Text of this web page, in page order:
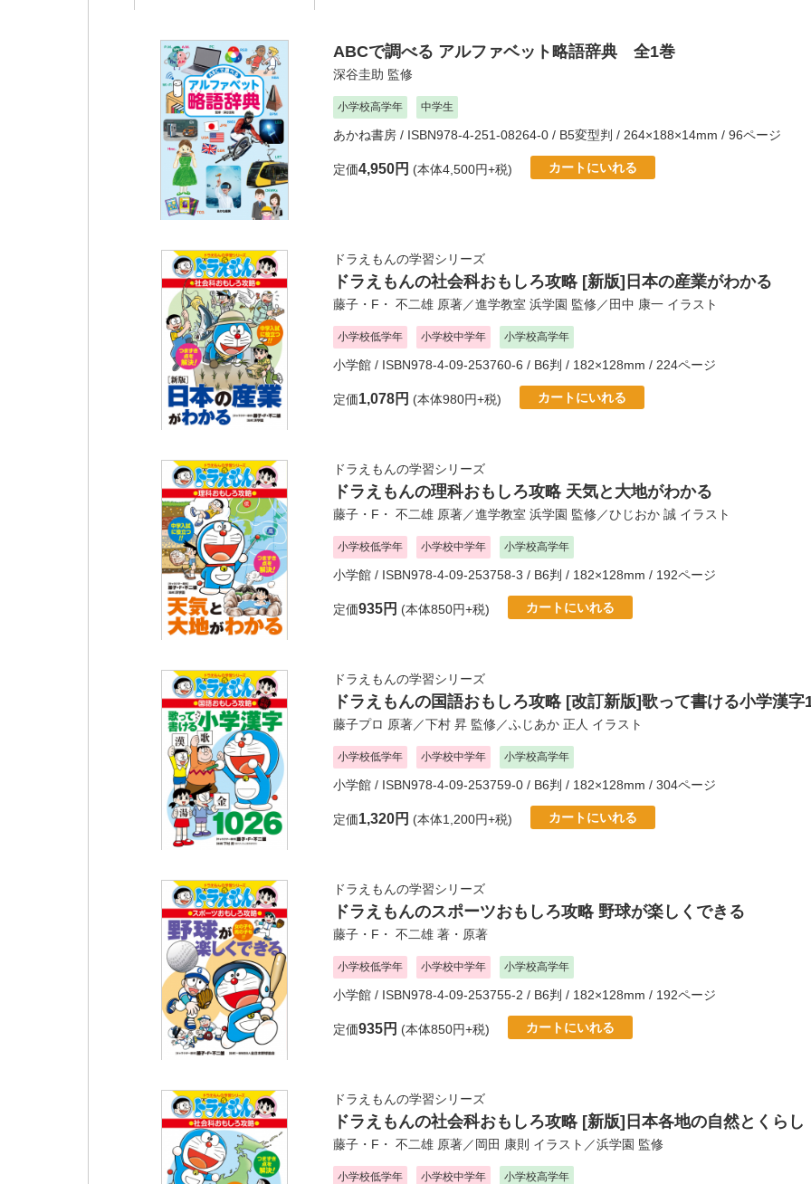
ABCで調べる アルファベット略語辞典 全1巻
深谷圭助 監修
小学校高学年 中学生
あかね書房 / ISBN978-4-251-08264-0 / B5変型判 / 264×188×14mm / 96ページ
定価4,950円 (本体4,500円+税) カートにいれる
ドラえもんの学習シリーズ
ドラえもんの社会科おもしろ攻略 [新版]日本の産業がわかる
藤子・F・ 不二雄 原著／進学教室 浜学園 監修／ 田中 康一 イラスト
小学校低学年 小学校中学年 小学校高学年
小学館 / ISBN978-4-09-253760-6 / B6判 / 182×128mm / 224ページ
定価1,078円 (本体980円+税) カートにいれる
ドラえもんの学習シリーズ
ドラえもんの理科おもしろ攻略 天気と大地がわかる
藤子・F・ 不二雄 原著／進学教室 浜学園 監修／ひじおか 誠 イラスト
小学校低学年 小学校中学年 小学校高学年
小学館 / ISBN978-4-09-253758-3 / B6判 / 182×128mm / 192ページ
定価935円 (本体850円+税) カートにいれる
ドラえもんの学習シリーズ
ドラえもんの国語おもしろ攻略 [改訂新版]歌って書ける小学漢字
藤子プロ 原著／下村 昇 監修／ふじあか 正人 イラスト
小学校低学年 小学校中学年 小学校高学年
小学館 / ISBN978-4-09-253759-0 / B6判 / 182×128mm / 304ページ
定価1,320円 (本体1,200円+税) カートにいれる
ドラえもんの学習シリーズ
ドラえもんのスポーツおもしろ攻略 野球が楽しくできる
藤子・F・ 不二雄 著・原著
小学校低学年 小学校中学年 小学校高学年
小学館 / ISBN978-4-09-253755-2 / B6判 / 182×128mm / 192ページ
定価935円 (本体850円+税) カートにいれる
ドラえもんの学習シリーズ
ドラえもんの社会科おもしろ攻略 [新版]日本各地の自然とくらし
藤子・F・ 不二雄 原著／ 岡田 康則 イラスト／浜学園 監修
小学校低学年 小学校中学年 小学校高学年